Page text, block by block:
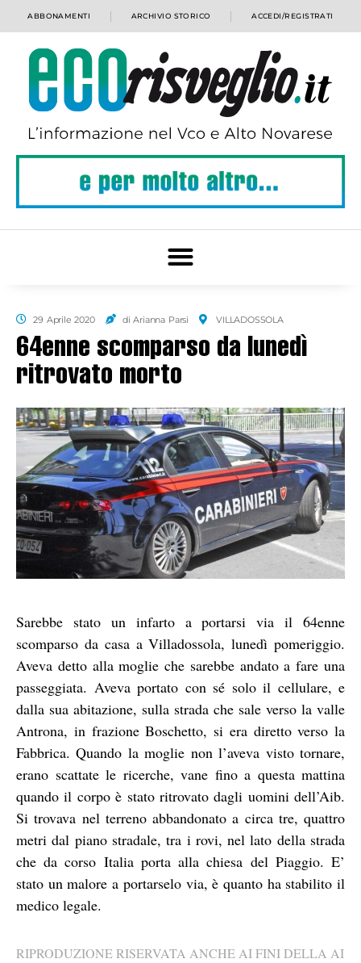
ABBONAMENTI ARCHIVIO STORICO ACCEDI/REGISTRATI
29 Aprile 2020 di Arianna Parsi VILLADOSSOLA
64enne scomparso da lunedì
ritrovato morto
Sarebbe stato un infarto a portarsi via il 64enne
scomparso da casa a Villadossola, lunedì pomeriggio.
Aveva detto alla moglie che sarebbe andato a fare una
passeggiata. Aveva portato con sé solo il cellulare, e
dalla sua abitazione, sulla strada che sale verso la valle
Antrona, in frazione Boschetto, si era diretto verso la
Fabbrica. Quando la moglie non l’aveva visto tornare,
erano scattate le ricerche, vane fino a questa mattina
quando il corpo è stato ritrovato dagli uomini dell’Aib.
Si trovava nel terreno abbandonato a circa tre, quattro
metri dal piano stradale, tra i rovi, nel lato della strada
che da corso Italia porta alla chiesa del Piaggio. E’
stato un malore a portarselo via, è quanto ha stabilito il
medico legale.
RIPRODUZIONE RISERVATA ANCHE AI FINI DELLA AI